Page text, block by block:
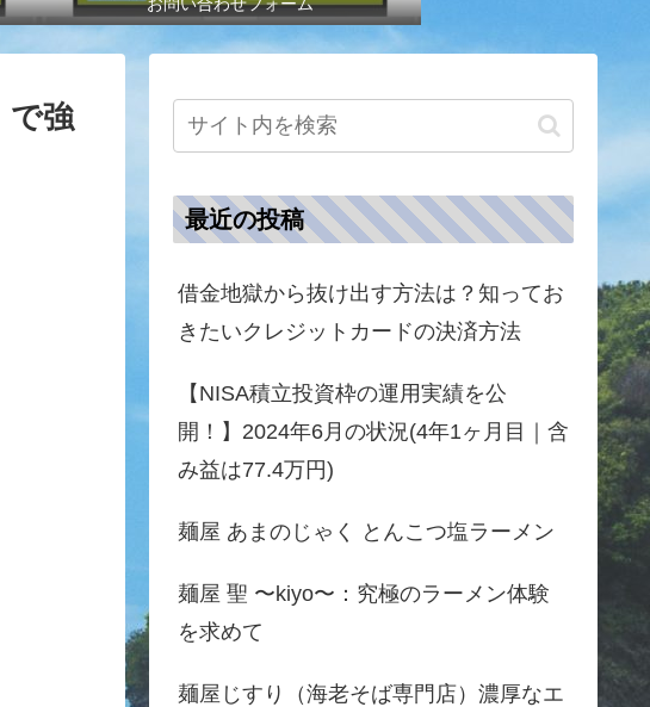
お問い合わせフォーム
で強
最近の投稿
借金地獄から抜け出す方法は？知ってお
きたいクレジットカードの決済方法
【NISA積立投資枠の運用実績を公
開！】2024年6月の状況(4年1ヶ月目｜含
み益は77.4万円)
麺屋 あまのじゃく とんこつ塩ラーメン
麺屋 聖 〜kiyo〜：究極のラーメン体験
を求めて
麺屋じすり（海老そば専門店）濃厚なエ